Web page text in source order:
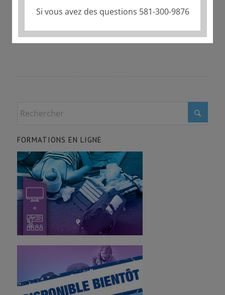
FORMATIONS EN LIGNE
Si vous avez des questions 581-300-9876